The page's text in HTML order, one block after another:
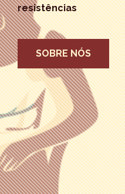
resistências
SOBRE NÓS